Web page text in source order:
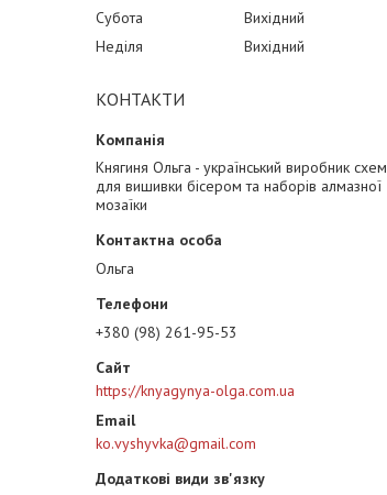
Субота
Вихідний
Неділя
Вихідний
КОНТАКТИ
Княгиня Ольга - український виробник схем
для вишивки бісером та наборів алмазної
мозаїки
Ольга
+380 (98) 261-95-53
https://knyagynya-olga.com.ua
ko.vyshyvka@gmail.com